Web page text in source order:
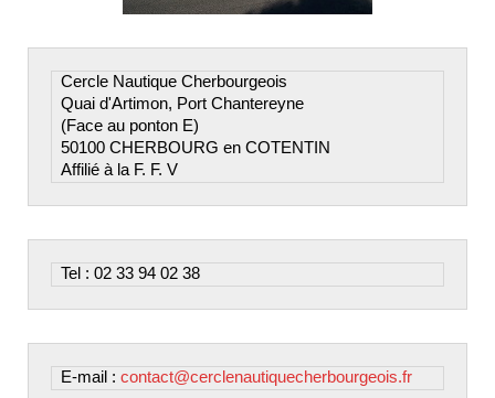
Cercle Nautique Cherbourgeois
Quai d'Artimon, Port Chantereyne
(Face au ponton E)
50100 CHERBOURG en COTENTIN
Affilié à la F. F. V
Tel : 02 33 94 02 38
E-mail : contact@cerclenautiquecherbourgeois.fr